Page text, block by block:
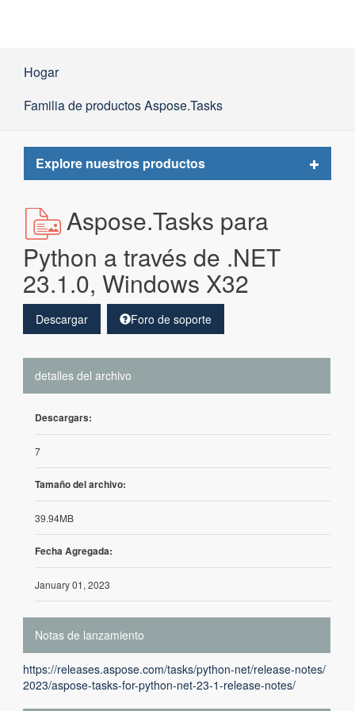
Hogar
Familia de productos Aspose.Tasks
Explore nuestros productos
Toggle
Aspose.Tasks para
Python a través de .NET
23.1.0, Windows X32
Descargar Foro de soporte
detalles del archivo
Descargars:
7
Tamaño del archivo:
39.94MB
Fecha Agregada:
January 01, 2023
Notas de lanzamiento
https://releases.aspose.com/tasks/python-net/release-notes/
2023/aspose-tasks-for-python-net-23-1-release-notes/